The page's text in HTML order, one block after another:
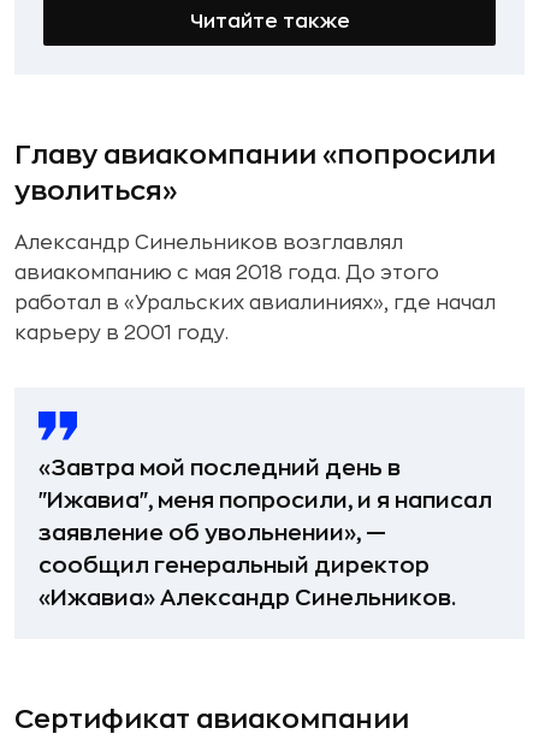
Читайте также
Главу авиакомпании «попросили
уволиться»
Александр Синельников возглавлял
авиакомпанию с мая 2018 года. До этого
работал в «Уральских авиалиниях», где начал
карьеру в 2001 году.
«Завтра мой последний день в
"Ижавиа", меня попросили, и я написал
заявление об увольнении», —
сообщил генеральный директор
«Ижавиа» Александр Синельников.
Сертификат авиакомпании